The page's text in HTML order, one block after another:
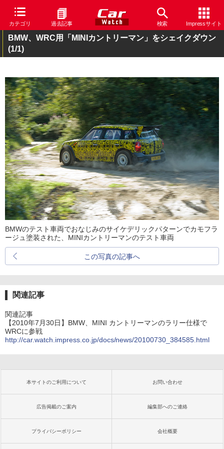
カテゴリ 過去記事 検索 Impressサイト
BMW、WRC用「MINIカントリーマン」をシェイクダウン
(1/1)
BMWのテスト車両でおなじみのサイケデリックパターンでカモフラ
ージュ塗装された、MINIカントリーマンのテスト車両
この写真の記事へ
関連記事
関連記事
【2010年7月30日】BMW、MINI カントリーマンのラリー仕様で
WRCに参戦
http://car.watch.impress.co.jp/docs/news/20100730_384585.html
本サイトのご利用について お問い合わせ
広告掲載のご案内 編集部へのご連絡
プライバシーポリシー 会社概要